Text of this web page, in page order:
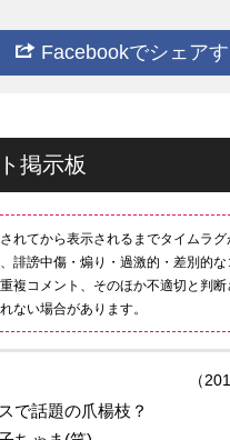
Facebookでシェア
掲示板
れてから表示されるまでタイムラ
誹謗中傷・煽り・過激的・差別的
複コメント、そのほか不適切と判
ない場合があります。
（
で話題の爪楊枝？